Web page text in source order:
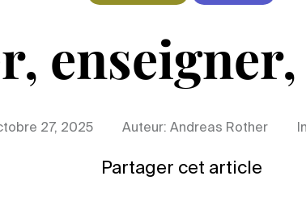
27, 2025 Auteur: Andreas Rother
Partager cet article